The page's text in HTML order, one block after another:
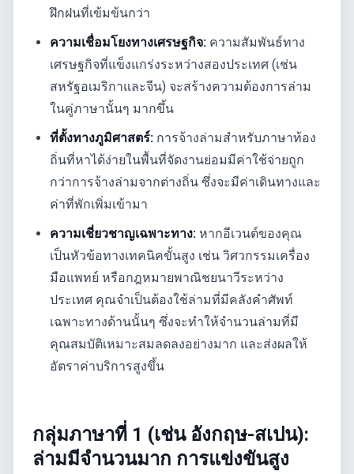
ฝึกฝนที่เข้มข้นกว่า
ความเชื่อมโยงทางเศรษฐกิจ: ความสัมพันธ์ทาง
เศรษฐกิจที่แข็งแกร่งระหว่างสองประเทศ (เช่น
สหรัฐอเมริกาและจีน) จะสร้างความต้องการล่าม
ในคู่ภาษานั้นๆ มากขึ้น
ที่ตั้งทางภูมิศาสตร์: การจ้างล่ามสำหรับภาษาท้อง
ถิ่นที่หาได้ง่ายในพื้นที่จัดงานย่อมมีค่าใช้จ่ายถูก
กว่าการจ้างล่ามจากต่างถิ่น ซึ่งจะมีค่าเดินทางและ
ค่าที่พักเพิ่มเข้ามา
ความเชี่ยวชาญเฉพาะทาง: หากอีเวนต์ของคุณ
เป็นหัวข้อทางเทคนิคขั้นสูง เช่น วิศวกรรมเครื่อง
มือแพทย์ หรือกฎหมายพาณิชยนาวีระหว่าง
ประเทศ คุณจำเป็นต้องใช้ล่ามที่มีคลังคำศัพท์
เฉพาะทางด้านนั้นๆ ซึ่งจะทำให้จำนวนล่ามที่มี
คุณสมบัติเหมาะสมลดลงอย่างมาก และส่งผลให้
อัตราค่าบริการสูงขึ้น
กลุ่มภาษาที่ 1 (เช่น อังกฤษ-สเปน):
ล่ามมีจำนวนมาก การแข่งขันสูง